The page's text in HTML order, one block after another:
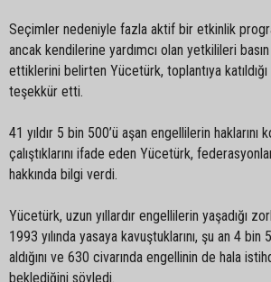
Seçimler nedeniyle fazla aktif bir etkinlik
ancak kendilerine yardımcı olan yetkilileri
ettiklerini belirten Yücetürk, toplantıya
teşekkür etti.
41 yıldır 5 bin 500’ü aşan engellilerin haklarını
çalıştıklarını ifade eden Yücetürk,
hakkında bilgi verdi.
Yücetürk, uzun yıllardır engellilerin yaşadığı
1993 yılında yasaya kavuştuklarını, şu an 4 bin
aldığını ve 630 civarında engellinin de hala
beklediğini söyledi.